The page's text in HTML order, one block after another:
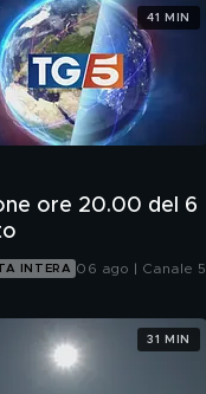
ore 20.00 del 6
INTERA 06 ago | Canale 5
41 MIN
31 MIN